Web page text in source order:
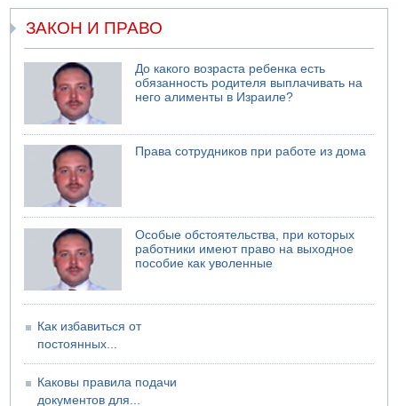
07.08.2026 11:55
Министр обороны ушел с заседания кабинета на
свадьбу
07.08.2026 11:05
Саудовская Аравия опасается нападения хуситов и
иракских ополченцев
ЗАКОН И ПРАВО
До какого возраста ребенка есть
обязанность родителя выплачивать на
него алименты в Израиле?
Права сотрудников при работе из дома
Особые обстоятельства, при которых
работники имеют право на выходное
пособие как уволенные
Как избавиться от
постоянных...
Каковы правила подачи
документов для...